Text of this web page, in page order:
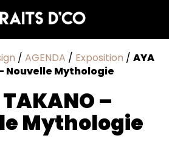
/ AGENDA / Exposition / AYA
Nouvelle Mythologie
–
Mythologie